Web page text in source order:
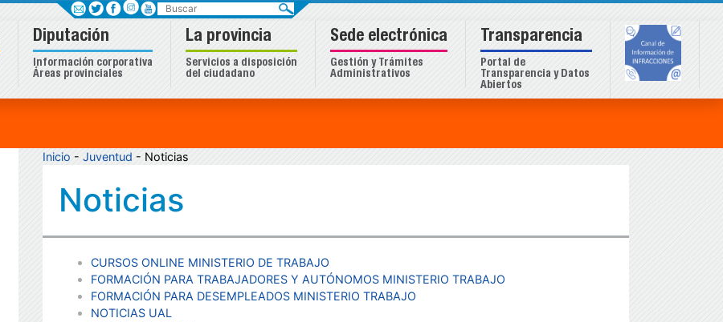
Buscar
Diputación
Información corporativa
Áreas provinciales
La provincia
Servicios a disposición
del ciudadano
Sede electrónica
Gestión y Trámites
Administrativos
Transparencia
Portal de
Transparencia y Datos
Abiertos
Inicio - Juventud - Noticias
Noticias
CURSOS ONLINE MINISTERIO DE TRABAJO
FORMACIÓN PARA TRABAJADORES Y AUTÓNOMOS MINISTERIO TRABAJO
FORMACIÓN PARA DESEMPLEADOS MINISTERIO TRABAJO
NOTICIAS UAL